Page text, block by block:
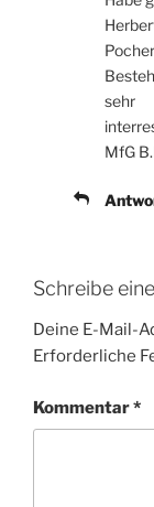
sehr
MfG
Schreibe
Deine E-Mail-
Erforderliche
Kommentar*